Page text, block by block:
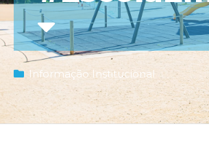
Informação Institucional